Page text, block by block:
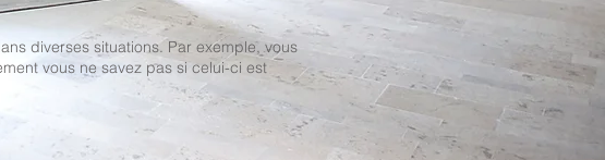
diverses situations. Par exemple, vous
vous ne savez pas si celui-ci est